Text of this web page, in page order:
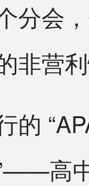
分会
非营
高